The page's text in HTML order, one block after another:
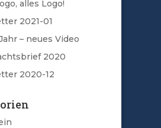
alles Logo!
2021-01
– neues Video
2020
2020-12